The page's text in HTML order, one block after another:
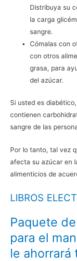
Distribuya su
la carga
sangre.
Cómalas con
con otros
grasa, para
del azúcar.
Si usted es
contienen
sangre de las
Por lo tanto, tal vez
afecta su azúcar en
alimenticios de
LIBROS
Paquete
para el
le ahorrará